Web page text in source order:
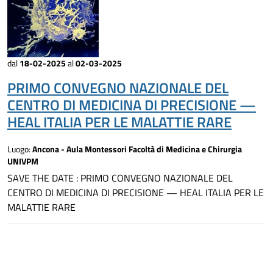
dal 18-02-2025 al02-03-2025
PRIMO CONVEGNO NAZIONALE DEL
CENTRO DI MEDICINA DI PRECISIONE —
HEAL ITALIA PER LE MALATTIE RARE
Luogo:Ancona - Aula Montessori Facoltà di Medicina e Chirurgia
UNIVPM
SAVE THE DATE : PRIMO CONVEGNO NAZIONALE DEL
CENTRO DI MEDICINA DI PRECISIONE — HEAL ITALIA PER LE
MALATTIE RARE